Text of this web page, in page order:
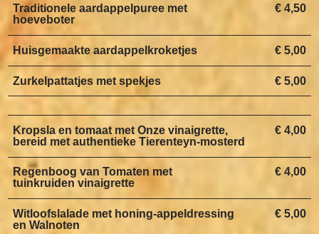
€ 4,50
Traditionele aardappelpuree met
hoeveboter
€ 5,00
Huisgemaakte aardappelkroketjes
€ 5,00
Zurkelpattatjes met spekjes
€ 4,00
Kropsla en tomaat met Onze vinaigrette,
bereid met authentieke Tierenteyn-mosterd
€ 4,00
Regenboog van Tomaten met
tuinkruiden vinaigrette
€ 5,00
Witloofslalade met honing-appeldressing
en Walnoten